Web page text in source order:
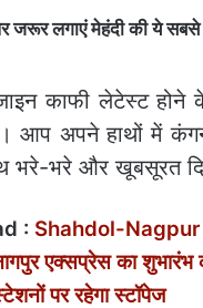
काफी लेटेस्ट
आप अपने हाथों में
भरे-भरे और खूबसूरत
: Shahdol-
एक्सप्रेस का शुभारंभ
पर रहेगा स्टॉपेज